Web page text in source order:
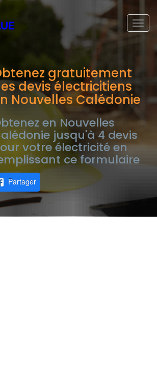
gratuitement
devis électricitiens
Nouvelles Calédonie
en Nouvelles
jusqu'à 4 devis
votre électricité en
ce formulaire
Partager